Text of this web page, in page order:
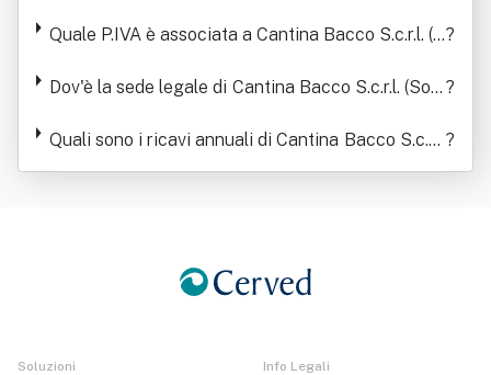
Mitata)
Quale P.IVA è associata a Cantina Bacco S.c.r.l. (S?
Dov'è la sede legale di Cantina Bacco S.c.r.l. (Soci ?
Quali sono i ricavi annuali di Cantina Bacco S.c.r.l.
(Società Cooperativa A Responsabilita' Li Mitata)
?
Soluzioni Info Legali